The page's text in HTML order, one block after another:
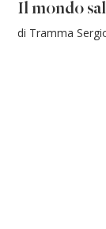
Il mondo
di Tramma